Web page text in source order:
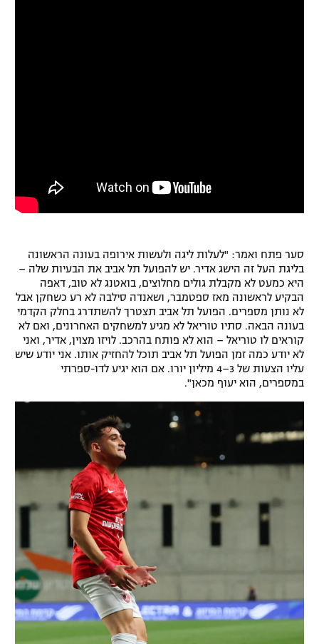
סער פתח ואמר: "לעלות ליגה ולעשות אירופה בעונה הראשונה
בליגת העל זה הישג אדיר. יש להפועל תל אביב את הבעיות שלה –
היא כמעט לא מקבלת גולים מחלוצים, בואטנג לא טוב, דאפה
הבקיע לראשונה מאז ספטמבר, ושאנדה סילבה לא רע כשחקן אבל
לא נותן מספרים. הפועל תל אביב תצטרך להשתדרג בחלק הקדמי
בעונה הבאה. סתיו טוריאל לא מגיע למשחקים האחרונים, ואם לא
קוראים לו טוריאל – הוא לא פותח בהרכב. לויזו מצוין, אדיר, ואני
לא יודע כמה זמן הפועל תל אביב תוכל להחזיק אותו. אני יודע שיש
עליו הצעות של 3–4 מיליון יורו. אם הוא יגיע לדו-ספרתי
במספרים, הוא יעוף מכאן".